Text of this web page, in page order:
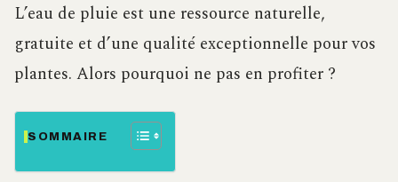
L’eau de pluie est une ressource naturelle,
gratuite et d’une qualité exceptionnelle pour vos
plantes. Alors pourquoi ne pas en profiter ?
SOMMAIRE